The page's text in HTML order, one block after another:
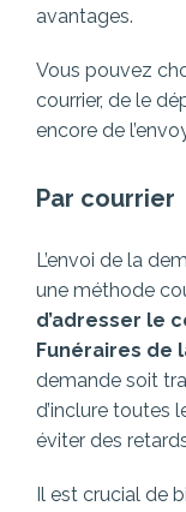
avantages.
Vous pouvez
courrier, de le
encore de
Par courrier
L’envoi de la
une méthode
d’adresser le
Funéraires de
demande soit
d’inclure toutes
éviter des
Il est crucial de